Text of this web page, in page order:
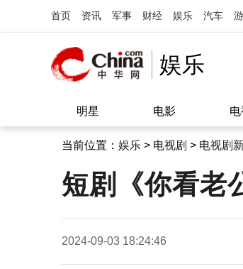
首页 资讯 军事 财经 娱乐 汽车
娱乐
明星 电影
当前位置： 娱乐 > 电视剧 > 电视剧
短剧《你看老
2024-09-03 18:24:46